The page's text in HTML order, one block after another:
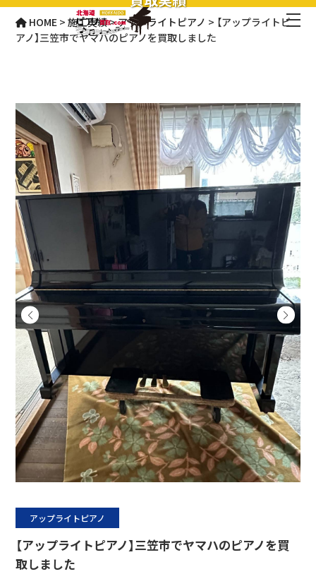
HOME >施工実績>アップライトピアノ > 【アップライトピ
アノ】三笠市でヤマハのピアノを買取しました
アップライトピアノ
【アップライトピアノ】三笠市でヤマハのピアノを買
取しました